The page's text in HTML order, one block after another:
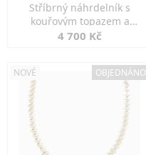
Stříbrný náhrdelník s
kouřovým topazem a
markazity
4 700 Kč
NOVÉ OBJEDNÁNO